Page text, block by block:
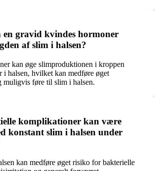
gravid kvindes hormoner
af slim i halsen?
kan øge slimproduktionen i kroppen
i halsen, hvilket kan medføre øget
muligvis føre til slim i halsen.
komplikationer kan være
konstant slim i halsen under
kan medføre øget risiko for bakterielle